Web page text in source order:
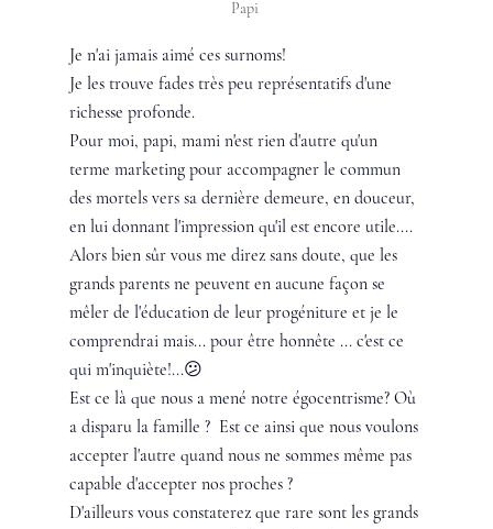
Papi
Je n'ai jamais aimé ces surnoms!
Je les trouve fades très peu représentatifs d'une
richesse profonde.
Pour moi, papi, mami n'est rien d'autre qu'un
terme marketing pour accompagner le commun
des mortels vers sa dernière demeure, en douceur,
en lui donnant l'impression qu'il est encore utile....
Alors bien sûr vous me direz sans doute, que les
grands parents ne peuvent en aucune façon se
mêler de l'éducation de leur progéniture et je le
comprendrai mais... pour être honnête ... c'est ce
qui m'inquiète!...😕
Est ce là que nous a mené notre égocentrisme? Où
a disparu la famille ?  Est ce ainsi que nous voulons
accepter l'autre quand nous ne sommes même pas
capable d'accepter nos proches ?
D'ailleurs vous constaterez que rare sont les grands